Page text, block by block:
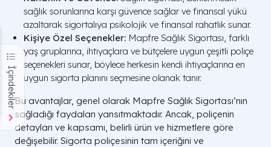
İçindekiler
sağlık sorunlarına karşı güvence sağlar ve finansal yükü
azaltarak sigortalıya psikolojik ve finansal rahatlık sunar.
Kişiye Özel Seçenekler: Mapfre Sağlık Sigortası, farklı
yaş gruplarına, ihtiyaçlara ve bütçelere uygun çeşitli poliçe
seçenekleri sunar, böylece herkesin kendi ihtiyaçlarına en
uygun sigorta planını seçmesine olanak tanır.
Bu avantajlar, genel olarak Mapfre Sağlık Sigortası’nın
sağladığı faydaları yansıtmaktadır. Ancak, poliçenin
detayları ve kapsamı, belirli ürün ve hizmetlere göre
değişebilir. Sigorta poliçesinin tam içeriğini ve